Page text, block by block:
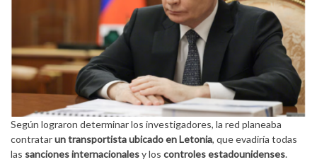
Según lograron determinar los investigadores, la red planeaba
contratarun transportista ubicado enLetonia, que evadiría todas
las sancionesinternacionalesy los controles estadounidenses.